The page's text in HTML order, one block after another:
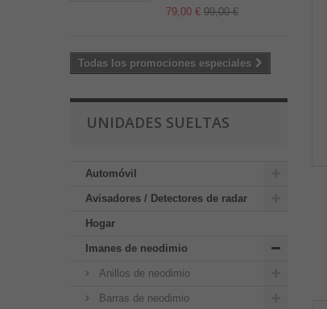
79,00 € 99,00 €
Todas los promociones especiales
UNIDADES SUELTAS
Automóvil
Avisadores / Detectores de radar
Hogar
Imanes de neodimio
Anillos de neodimio
Barras de neodimio